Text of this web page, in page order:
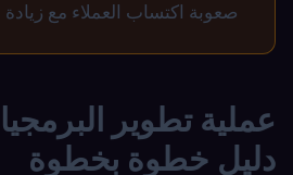
صعوبة اكتساب العملاء مع زيادة
عملية تطوير
دليل خطوة بخطوة